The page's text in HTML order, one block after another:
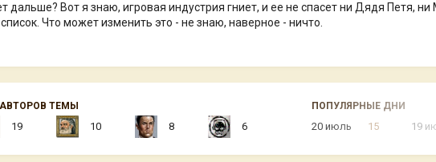
дальше? Вот я знаю, игровая индустрия гниет, и ее не спасет ни Дядя Петя,
Что может изменить это - не знаю, наверное - ничто.
ТЕМЫ
19 10 8 6
ПОПУЛЯРНЫЕ ДНИ
20 июль 15 19